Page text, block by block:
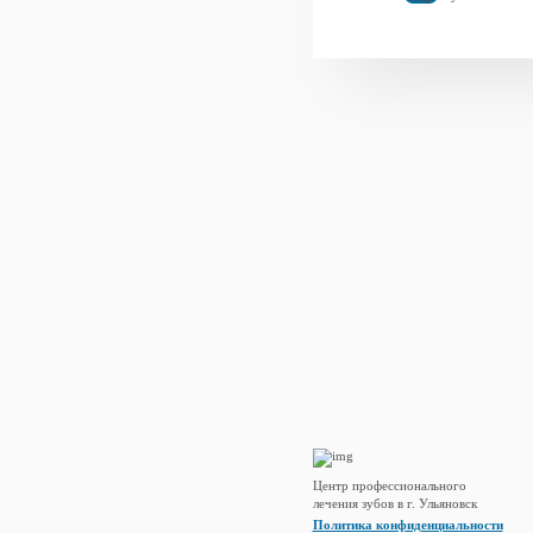
Центр профессионального
лечения зубов в г. Ульяновск
Политика конфиденциальности